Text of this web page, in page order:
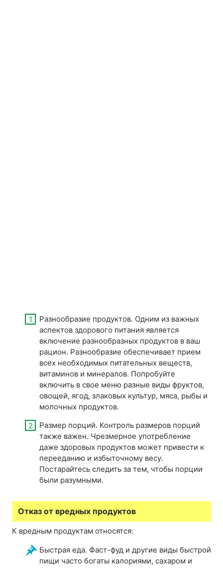
Разнообразие продуктов. Одним из важных
аспектов здорового питания является
включение разнообразных продуктов в ваш
рацион. Разнообразие обеспечивает прием
всех необходимых питательных веществ,
витаминов и минералов. Попробуйте
включить в свое меню разные виды фруктов,
овощей, ягод, злаковых культур, мяса, рыбы и
молочных продуктов.
Размер порций. Контроль размеров порций
также важен. Чрезмерное употребление
даже здоровых продуктов может привести к
перееданию и избыточному весу.
Постарайтесь следить за тем, чтобы порции
были разумными.
Отказ от вредных продуктов
К вредным продуктам относятся:
Быстрая еда. Фаст-фуд и другие виды быстрой
пищи часто богаты калориями, сахаром и